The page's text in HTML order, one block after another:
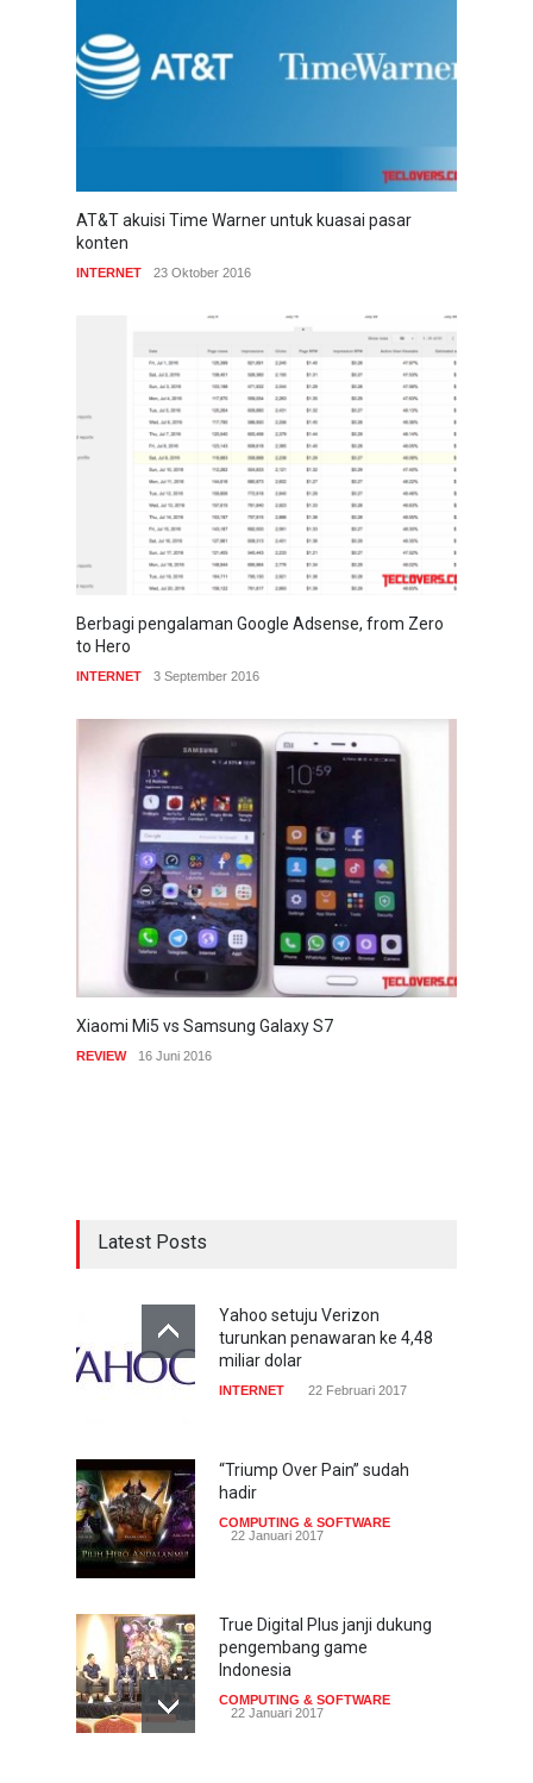
AT&T akuisi Time Warner untuk kuasai pasar
konten
INTERNET 23 Oktober 2016
Berbagi pengalaman Google Adsense, from Zero
to Hero
INTERNET 3 September 2016
Xiaomi Mi5 vs Samsung Galaxy S7
REVIEW 16 Juni 2016
Latest Posts
Yahoo setuju Verizon
turunkan penawaran ke 4,48
miliar dolar
INTERNET 22 Februari 2017
“Triump Over Pain” sudah
hadir
COMPUTING & SOFTWARE
22 Januari 2017
True Digital Plus janji dukung
pengembang game
Indonesia
COMPUTING & SOFTWARE
22 Januari 2017